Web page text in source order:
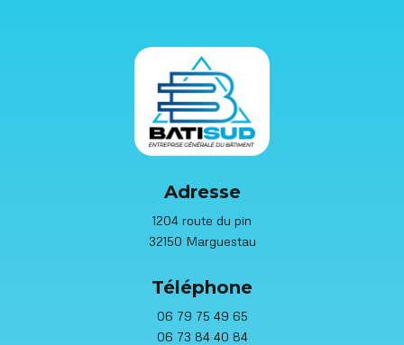
Adresse
1204 route du pin
32150 Marguestau
Téléphone
06 79 75 49 65
06 73 84 40 84